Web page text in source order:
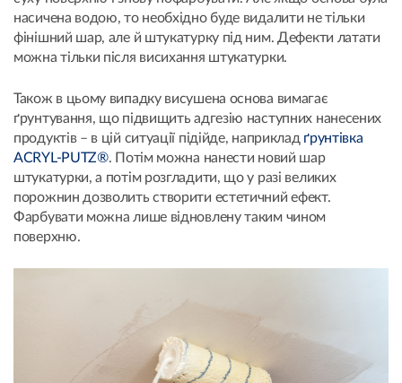
насичена водою, то необхідно буде видалити не тільки
фінішний шар, але й штукатурку під ним. Дефекти латати
можна тільки після висихання штукатурки.
Також в цьому випадку висушена основа вимагає
ґрунтування, що підвищить адгезію наступних нанесених
продуктів – в цій ситуації підійде, наприклад ґрунтівка
ACRYL-PUTZ®. Потім можна нанести новий шар
штукатурки, а потім розгладити, що у разі великих
порожнин дозволить створити естетичний ефект.
Фарбувати можна лише відновлену таким чином
поверхню.